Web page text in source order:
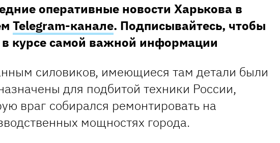
оперативные новости Харькова в
Telegram-канале. Подписывайтесь, чтобы
курсе самой важной информации
силовиков, имеющиеся там детали были
для подбитой техники России,
враг собирался ремонтировать на
мощностях города.